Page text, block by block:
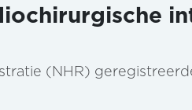
(NHR)